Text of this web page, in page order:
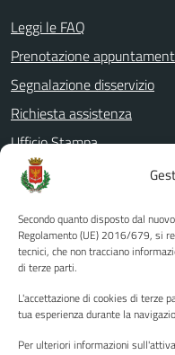
Secondo quanto disposto dal
Regolamento (UE) 2016/679, si
tecnici, che non tracciano
di terze parti.
L'accettazione di cookies di terze
tua esperienza durante la
Per ulteriori informazioni
Leggi le FAQ
Prenotazione
Segnalazione disservizio
Richiesta assistenza
Ufficio Stampa
Amministrazione
Albo pretorio
Informativa privacy
Note legali
Piano di miglioramento del